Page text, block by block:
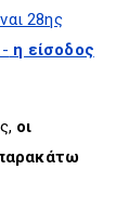
28ης
η είσοδος
οι